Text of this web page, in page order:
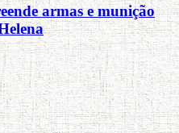
armas e munição